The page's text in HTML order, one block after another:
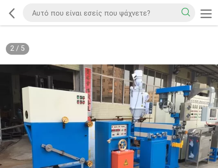
2/ 5